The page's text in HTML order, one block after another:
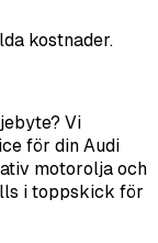
kostnader.
Vi
för din Audi
motorolja och
i toppskick för